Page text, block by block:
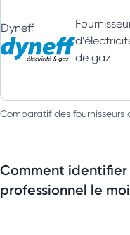
Dyneff
de gaz
Comparatif des
Comment identifier
professionnel le